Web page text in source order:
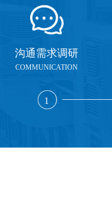
沟通需求调研
COMMUNICATION
1